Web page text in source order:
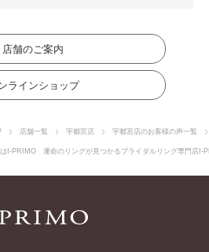
店舗のご案内
ラインショップ
店舗一覧 宇都宮店 宇都宮店のお客様の声一覧
I-PRIMO 運命のリングが見つかるブライダルリング専門店I-